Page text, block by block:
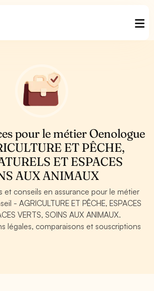
pour le métier Oenologue
ET PÊCHE,
ET ESPACES
AUX ANIMAUX
et conseils en assurance pour le métier
- AGRICULTURE ET PÊCHE, ESPACES
VERTS, SOINS AUX ANIMAUX.
légales, comparaisons et souscriptions